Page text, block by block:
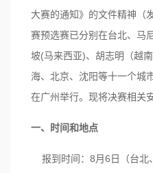
大赛的通知》的文件精神（
赛预选赛已分别在台北、马
坡(马来西亚)、胡志明（越
海、北京、沈阳等十一个城
在广州举行。现将决赛相关
一、时间和地点
报到时间：8月6日（台北